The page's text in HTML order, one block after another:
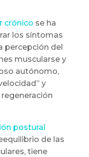
crónico se ha
los síntomas
percepción del
muscularse y
autónomo,
y
postural
de las
tiene